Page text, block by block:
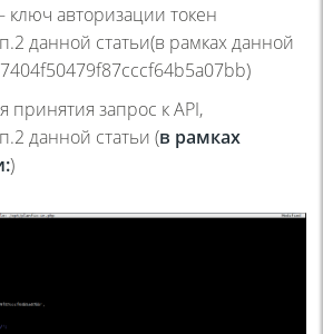
авторизации токен
данной статьи(в рамках данной
принятия запрос к API,
данной статьи (в рамках
)